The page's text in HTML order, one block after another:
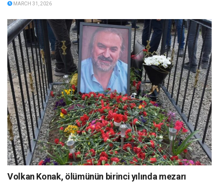
MARCH 31, 2026
Volkan Konak, ölümünün birinci yılında mezarı